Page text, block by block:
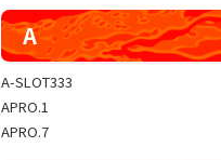
天極
玉屋共闘取材
SHOW TIME取材
聖域取材
戸畑クエスト
A
A-SLOT333
APRO.1
APRO.7